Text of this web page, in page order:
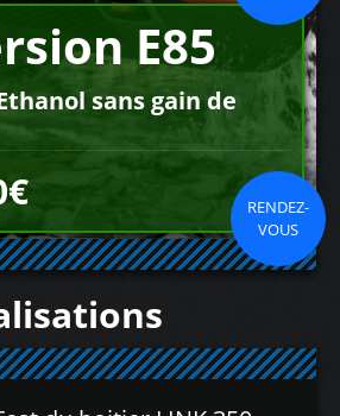
E85
sans gain de
RENDEZ-
VOUS